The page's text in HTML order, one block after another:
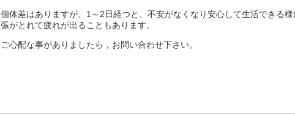
個体差はありますが、1～2日経つと、不安がなくなり安心して生活できる
張がとれて疲れが出ることもあります。
ご心配な事がありましたら，お問い合わせ下さい。